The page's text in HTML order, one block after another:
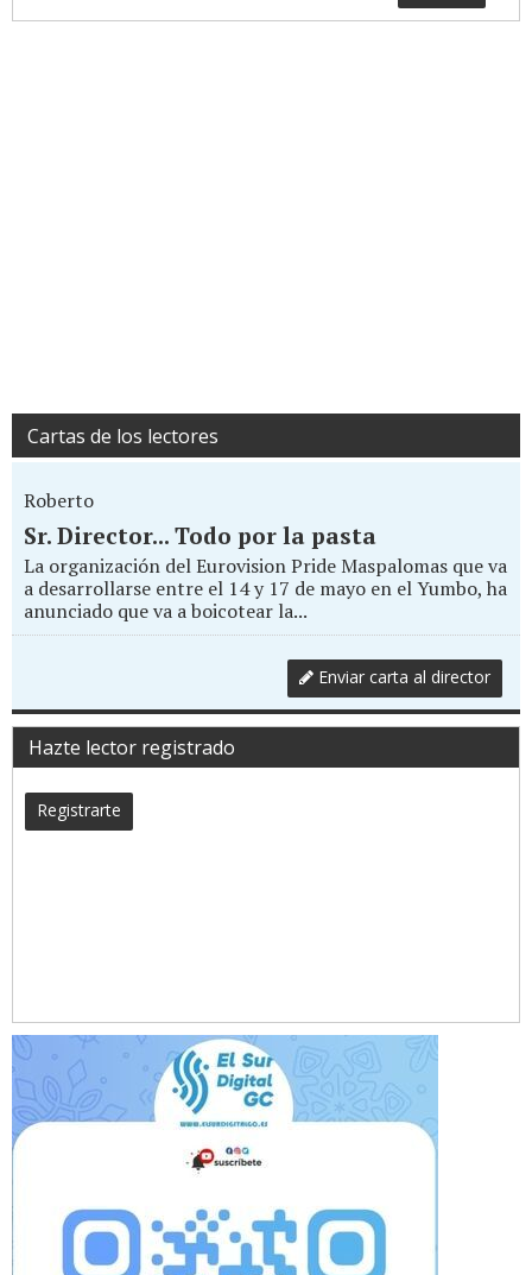
Cartas de los lectores
Roberto
Sr. Director... Todo por la pasta
La organización del Eurovision Pride Maspalomas que va
a desarrollarse entre el 14 y 17 de mayo en el Yumbo, ha
anunciado que va a boicotear la...
Enviar carta al director
Hazte lector registrado
Registrarte